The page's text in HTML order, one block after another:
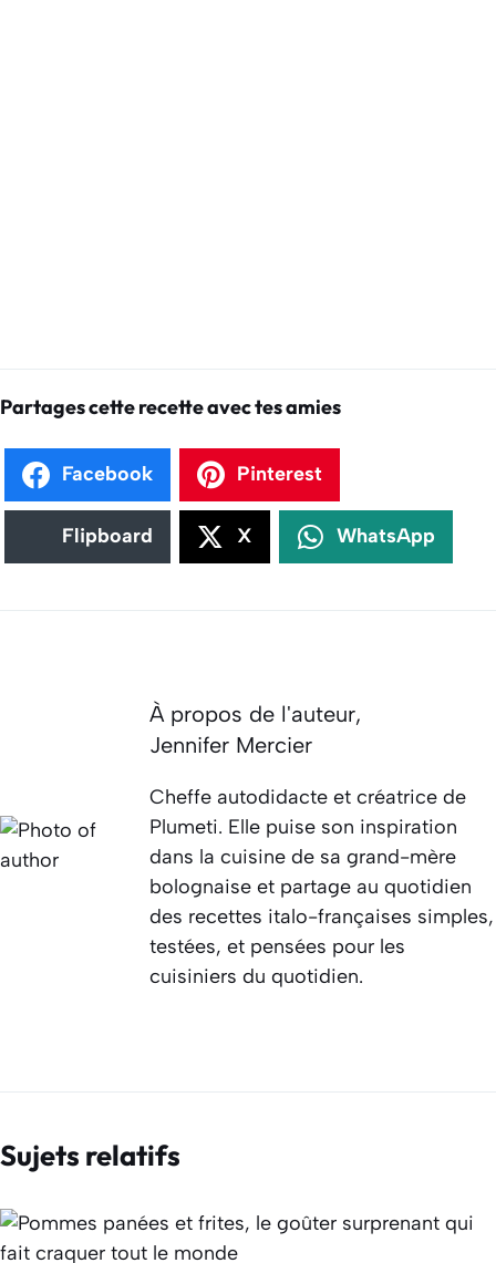
Partages cette recette avec tes amies
Facebook Pinterest
Flipboard X WhatsApp
À propos de l'auteur,
Jennifer Mercier
Cheffe autodidacte et créatrice de
Plumeti. Elle puise son inspiration
dans la cuisine de sa grand-mère
bolognaise et partage au quotidien
des recettes italo-françaises simples,
testées, et pensées pour les
cuisiniers du quotidien.
Sujets relatifs